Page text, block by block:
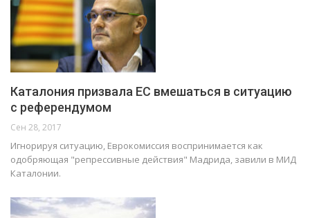
Каталония призвала ЕС вмешаться в ситуацию
с референдумом
Сен 28, 2017
Игнорируя ситуацию, Еврокомиссия воспринимается как
одобряющая "репрессивные действия" Мадрида, завили в МИД
Каталонии.